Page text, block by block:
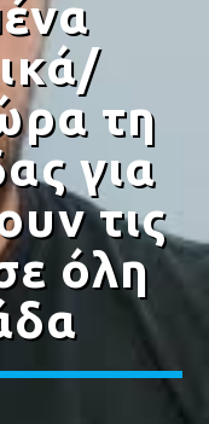
τη
για
τις
όλη